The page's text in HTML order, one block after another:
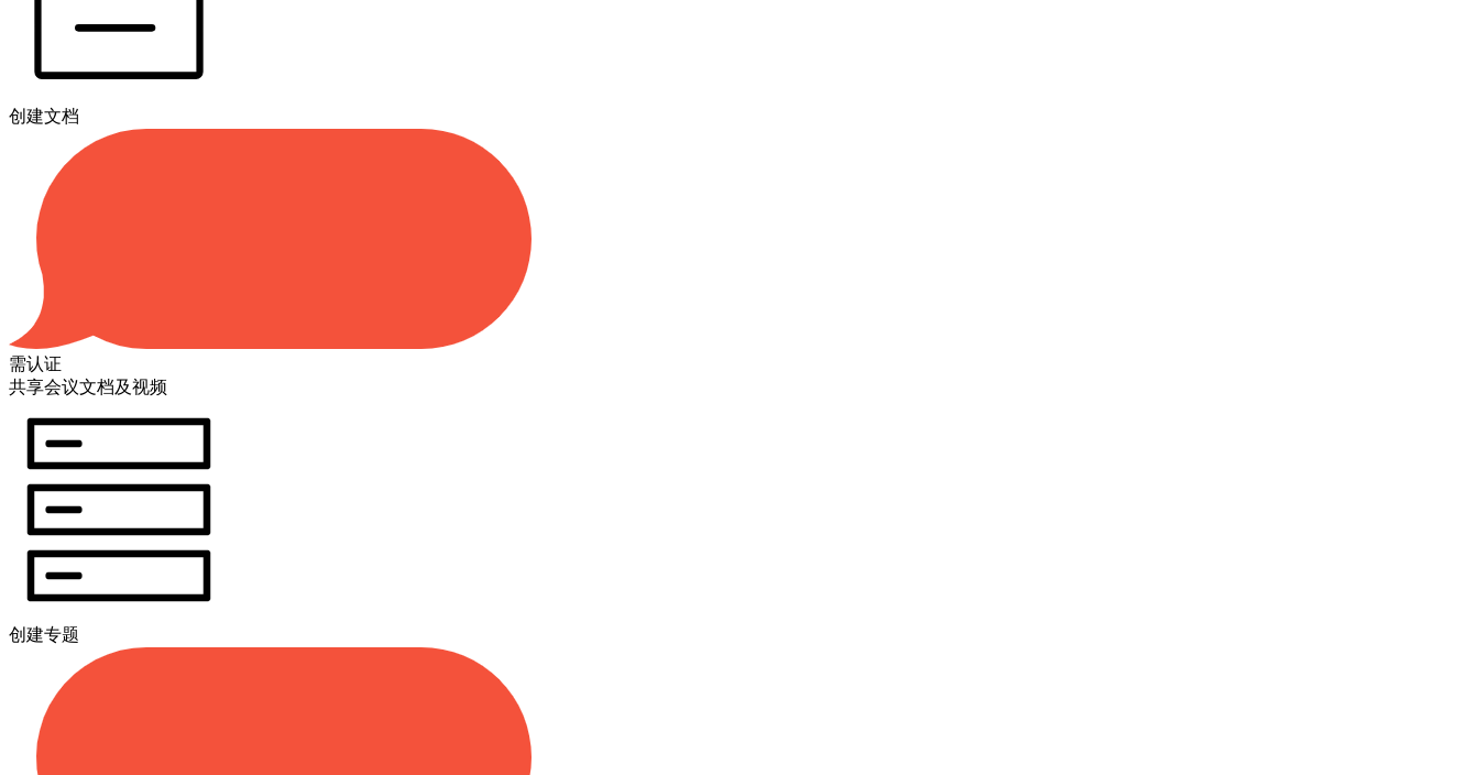
创建文档
需认证
共享会议文档及视频
创建专题